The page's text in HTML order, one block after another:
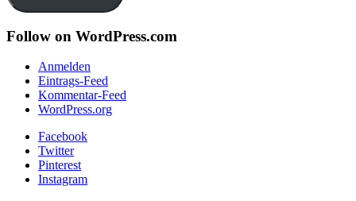
Follow on WordPress.com
Anmelden
Eintrags-Feed
Kommentar-Feed
WordPress.org
Facebook
Twitter
Pinterest
Instagram